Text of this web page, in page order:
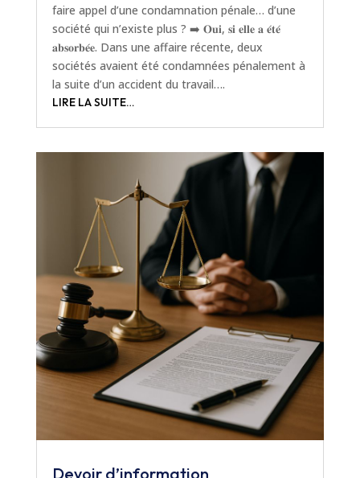
faire appel d’une condamnation pénale… d’une
société qui n’existe plus ? ➡️ 𝐎𝐮𝐢, 𝐬𝐢 𝐞𝐥𝐥𝐞 𝐚 𝐞́𝐭𝐞́
𝐚𝐛𝐬𝐨𝐫𝐛𝐞́𝐞. Dans une affaire récente, deux
sociétés avaient été condamnées pénalement à
la suite d’un accident du travail….
LIRE LA SUITE…
Devoir d’information